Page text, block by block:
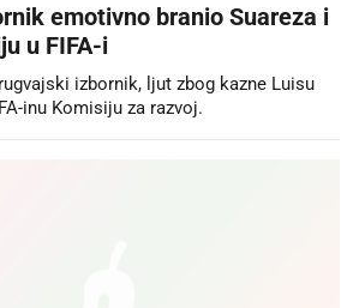
emotivno branio Suareza i
u FIFA-i
izbornik, ljut zbog kazne Luisu
inu Komisiju za razvoj.